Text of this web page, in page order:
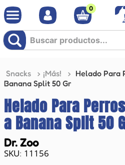
0
Buscar productos...
Snacks ¡Más!
Helado Para
Banana Split 50 Gr
Helado Para
a Banana Split 50
Dr. Zoo
: 11156